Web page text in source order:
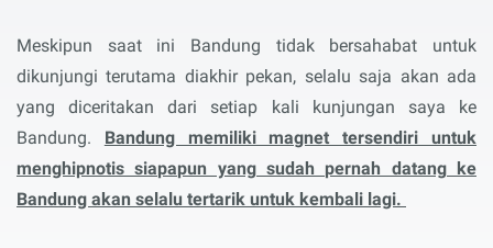
Meskipun saat ini Bandung tidak bersahabat untuk
dikunjungi terutama diakhir pekan, selalu saja akan ada
yang diceritakan dari setiap kali kunjungan saya ke
Bandung. Bandung memiliki magnet tersendiri untuk
menghipnotis siapapun yang sudah pernah datang ke
Bandung akan selalu tertarik untuk kembali lagi.